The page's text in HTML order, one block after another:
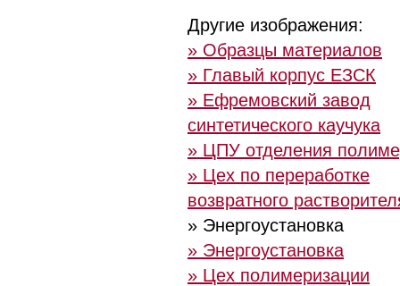
Другие изображения:
» Образцы материалов
» Главый корпус ЕЗСК
» Ефремовский завод
синтетического каучука
» ЦПУ отделения
» Цех по переработке
возвратного
» Энергоустановка
» Энергоустановка
» Цех полимеризации